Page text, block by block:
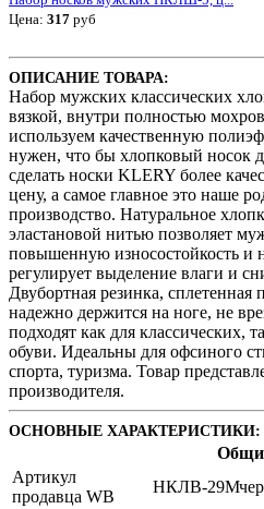
Цена: 317 руб
ОПИСАНИЕ ТОВАРА:
Набор мужских классических
вязкой, внутри полностью
используем качественную
нужен, что бы хлопковый носок
сделать носки KLERY более
цену, а самое главное это наше
производство. Натуральное
эластановой нитью позволяет
повышенную износостойкость и
регулирует выделение влаги и
Двубортная резинка, сплетенная
надежно держится на ноге, не
подходят как для классических,
обуви. Идеальны для офсиного
спорта, туризма. Товар
производителя.
ОСНОВНЫЕ ХАРАКТЕРИСТИКИ:
Артикул
продавца WB
НКЛВ-